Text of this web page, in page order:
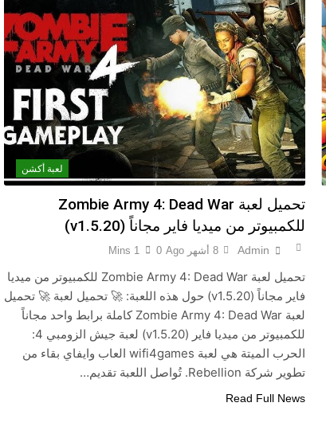
لعبة أكشن
تحميل لعبة Zombie Army 4: Dead War
للكمبيوتر من ميديا فاير مجاناً (v1.5.20)
Admin 8 أشهر Ago 0
1 Mins
تحميل لعبة Zombie Army 4: Dead War للكمبيوتر من ميديا
فاير مجاناً (v1.5.20) حول هذه اللعبة: 🚀 تحميل لعبة 🚀 تحميل
لعبة Zombie Army 4: Dead War كاملة برابط واحد مجاناً
للكمبيوتر من ميديا فاير (v1.5.20) لعبة جيش الزومبي 4:
الحرب الميتة هي لعبة wifi4games العاب وايفاي بقاء من
تطوير شركة Rebellion. تُواصل اللعبة تقديم…
Read Full News